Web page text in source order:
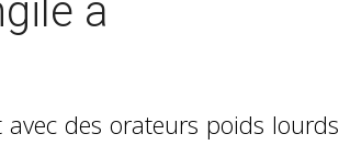
à
des orateurs poids lourds